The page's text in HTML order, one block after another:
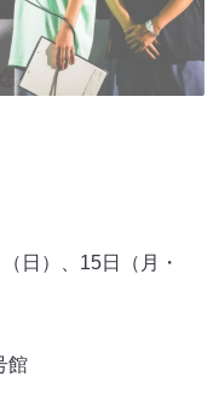
日）、15日（月・
館